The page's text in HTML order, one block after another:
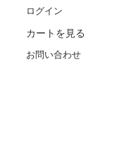
ログイン
カートを見る
お問い合わせ